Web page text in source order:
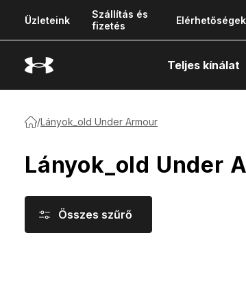
Üzleteink
Szállítás és
fizetés
Elérhetőségek
Teljes kínálat
/Lányok_old Under Armour
Lányok_old Under
Összes szűrő